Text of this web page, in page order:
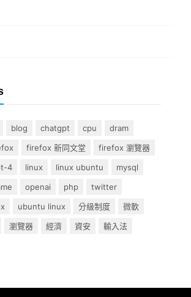
blog chatgpt cpu
dram
firefox 新同文堂
firefox 瀏覽器
4 linux linux ubuntu
mysql
openai php
twitter
ubuntu linux 分級制度
微軟
瀏覽器 經濟 資安 輸入法